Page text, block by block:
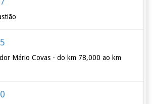
Mário Covas - do km 78,000 ao km